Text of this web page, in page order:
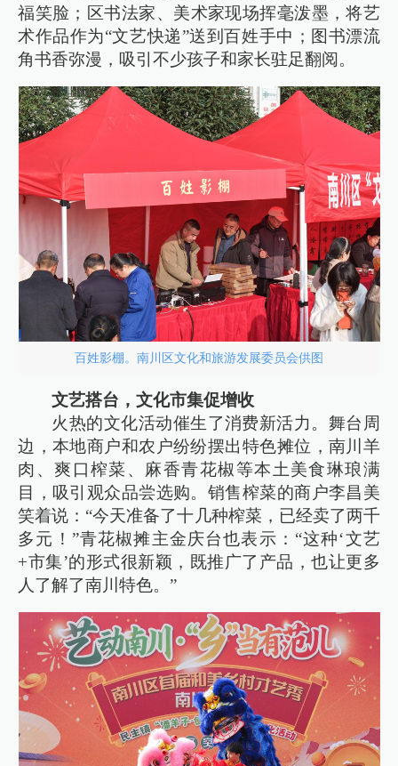
福笑脸；区书法家、美术家现场挥毫泼墨，将艺
术作品作为“文艺快递”送到百姓手中；图书漂流
角书香弥漫，吸引不少孩子和家长驻足翻阅。
百姓影棚。南川区文化和旅游发展委员会供图
文艺搭台，文化市集促增收
火热的文化活动催生了消费新活力。舞台周
边，本地商户和农户纷纷摆出特色摊位，南川羊
肉、爽口榨菜、麻香青花椒等本土美食琳琅满
目，吸引观众品尝选购。销售榨菜的商户李昌美
笑着说：“今天准备了十几种榨菜，已经卖了两千
多元！”青花椒摊主金庆台也表示：“这种‘文艺
+市集’的形式很新颖，既推广了产品，也让更多
人了解了南川特色。”